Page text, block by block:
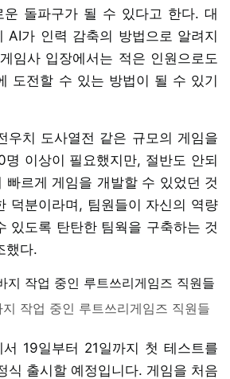
운 돌파구가 될 수 있다고 한다. 대
AI가 인력 감축의 방법으로 알려지
임사 입장에서는 적은 인원으로도
도전할 수 있는 방법이 될 수 있기
우치 도사열전 같은 규모의 게임을
이상이 필요했지만, 절반도 안되
빠르게 게임을 개발할 수 있었던 것
덕분이라며, 팀원들이 자신의 역량
있도록 탄탄한 팀웍을 구축하는 것
했다.
작업 중인 루트쓰리게임즈 직원들
서 19일부터 21일까지 첫 테스트를
식 출시할 예정입니다. 게임을 처음